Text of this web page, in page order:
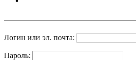
Логин или эл. почта:
Пароль: